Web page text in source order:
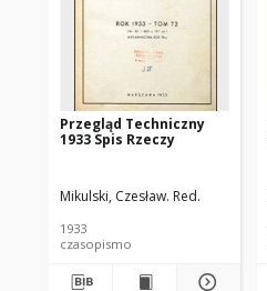
Przegląd Techniczny
1933 Spis Rzeczy
Mikulski, Czesław. Red.
1933
czasopismo